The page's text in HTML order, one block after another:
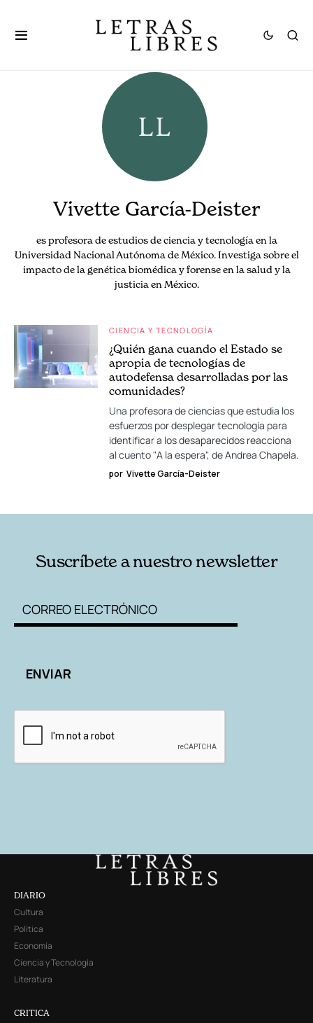
Vivette García-Deister
es profesora de estudios de ciencia y tecnología en la
Universidad Nacional Autónoma de México. Investiga sobre el
impacto de la genética biomédica y forense en la salud y la
justicia en México.
CIENCIA Y TECNOLOGÍA
¿Quién gana cuando el Estado se
apropia de tecnologías de
autodefensa desarrolladas por las
comunidades?
Una profesora de ciencias que estudia los
esfuerzos por desplegar tecnología para
identificar a los desaparecidos reacciona
al cuento "A la espera", de Andrea Chapela.
por Vivette García-Deister
Suscríbete a nuestro newsletter
DIARIO
Cultura
Política
Economía
Ciencia y Tecnología
Literatura
CRITICA